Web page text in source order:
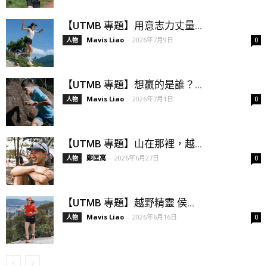
【UTMB 專題】用意志力丈量...
人物 Mavis Liao - 2026年7月9日 0
【UTMB 專題】想贏的是誰？...
人物 Mavis Liao - 2026年7月1日 0
【UTMB 專題】山在那裡，越...
人物 鄭匡寓 - 2026年6月27日 0
【UTMB 專題】越野精靈 侯...
人物 Mavis Liao - 2026年6月16日 0